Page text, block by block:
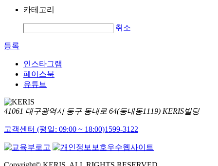
카테고리
취소
등록
인스타그램
페이스북
유튜브
41061 대구광역시 동구 동내로 64(동내동1119) KERIS빌딩
고객센터 (평일: 09:00 ~ 18:00)1599-3122